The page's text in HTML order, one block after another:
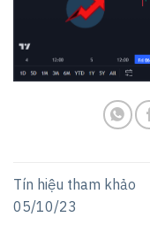
Tín hiệu tham khảo
05/10/23